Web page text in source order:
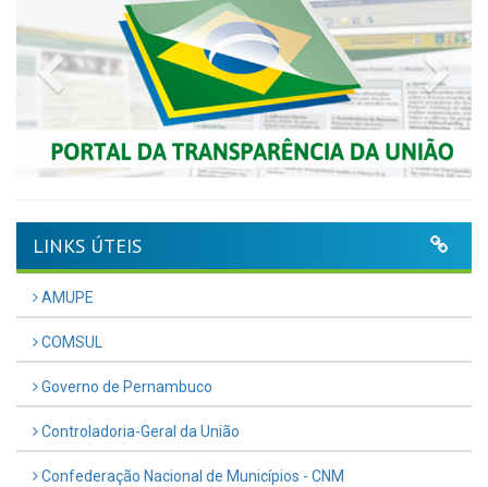
Previous
LINKS ÚTEIS
AMUPE
COMSUL
Governo de Pernambuco
Controladoria-Geral da União
Confederação Nacional de Municípios - CNM